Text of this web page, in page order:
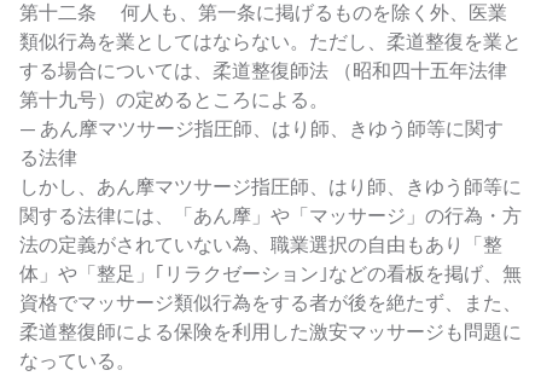
第十二条 何人も、第一条に掲げるものを除く外、医業
類似行為を業としてはならない。ただし、柔道整復を業と
する場合については、柔道整復師法 （昭和四十五年法律
第十九号）の定めるところによる。
— あん摩マツサージ指圧師、はり師、きゆう師等に関す
る法律
しかし、あん摩マツサージ指圧師、はり師、きゆう師等に
関する法律には、「あん摩」や「マッサージ」の行為・方
法の定義がされていない為、職業選択の自由もあり「整
体」や「整足」｢リラクゼーション｣などの看板を掲げ、無
資格でマッサージ類似行為をする者が後を絶たず、また、
柔道整復師による保険を利用した激安マッサージも問題に
なっている。